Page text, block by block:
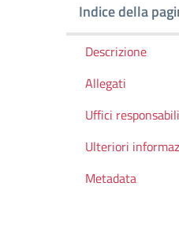
Indice della
Indice
Descrizione
Allegati
Uffici
Ulteriori
Metadata